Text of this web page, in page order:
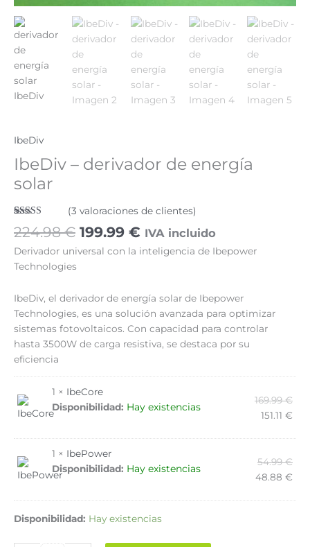
IbeDiv
IbeDiv – derivador de energía
solar
Valorado
con5.00de
3
valoraciones
de clientes
(3 valoraciones de clientes)
224.98€ 199.99 € IVA incluido
Derivador universal con la inteligencia de Ibepower
Technologies
IbeDiv, el derivador de energía solar de Ibepower
Technologies, es una solución avanzada para optimizar
sistemas fotovoltaicos. Con capacidad para controlar
hasta 3500W de carga resistiva, se destaca por su
eficiencia
1 × IbeCore
Disponibilidad: Hay existencias
169.99€
151.11 €
1 × IbePower
Disponibilidad: Hay existencias
54.99€
48.88 €
Disponibilidad: Hay existencias